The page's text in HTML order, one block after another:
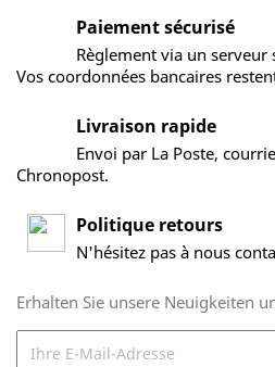
Paiement sécurisé
Règlement via un serveur
Vos coordonnées bancaires
Livraison rapide
Envoi par La Poste,
Chronopost.
Politique retours
N'hésitez pas à nous
Erhalten Sie unsere Neuigkeiten